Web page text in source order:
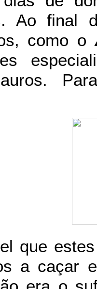
Ao final
como o
que
a caçar